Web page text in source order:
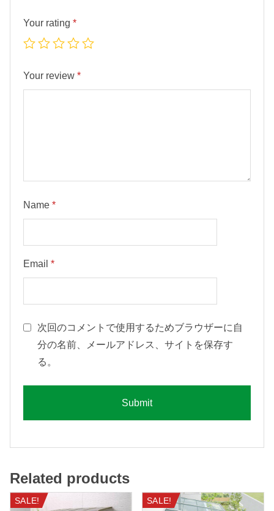
Your rating *
Your review *
Name *
Email *
次回のコメントで使用するためブラウザーに自
分の名前、メールアドレス、サイトを保存す
る。
Related products
SALE! SALE!